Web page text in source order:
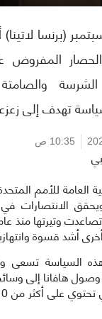
/ سبتمبر (برنسا
المفروض
تهدف إلى
10:35 ص
العامة للأمم
الانتصارات
أشد قسوة
السياسة تسعى
هافانا إلى